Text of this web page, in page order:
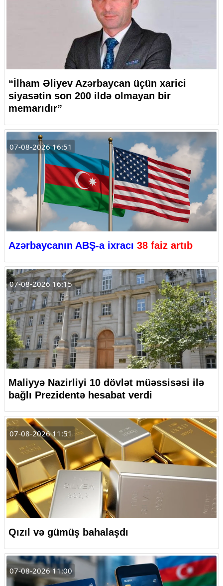
“İlham Əliyev Azərbaycan üçün xarici
siyasətin son 200 ildə olmayan bir
memarıdır”
07-08-2026 16:51
Azərbaycanın ABŞ-a ixracı 38 faiz artıb
07-08-2026 16:15
Maliyyə Nazirliyi 10 dövlət müəssisəsi ilə
bağlı Prezidentə hesabat verdi
07-08-2026 11:51
Qızıl və gümüş bahalaşdı
07-08-2026 11:00